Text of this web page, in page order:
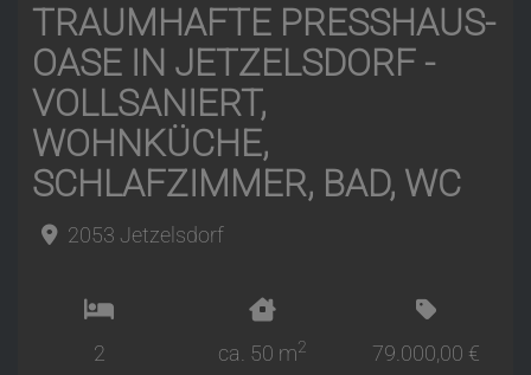
TRAUMHAFTE PRESSHAUS-
OASE IN JETZELSDORF -
VOLLSANIERT,
WOHNKÜCHE,
SCHLAFZIMMER, BAD, WC
2053 Jetzelsdorf
2 ca. 50 m2 79.000,00 €